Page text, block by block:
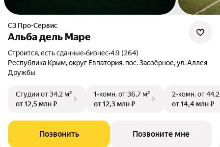
СЗ Про-Сервис
Альба дель Маре
Строится, есть сданные•бизнес•4.9 (264)
Республика Крым, округ Евпатория, пос. Заозёрное, ул. Аллея
Дружбы
Студииот 34,2 м²
от 12,5 млн ₽
1-комн.от 36,7 м²
от 12,3 млн ₽
2-комн.от
от 14,4 млн ₽
Позвонить Позвоните мне